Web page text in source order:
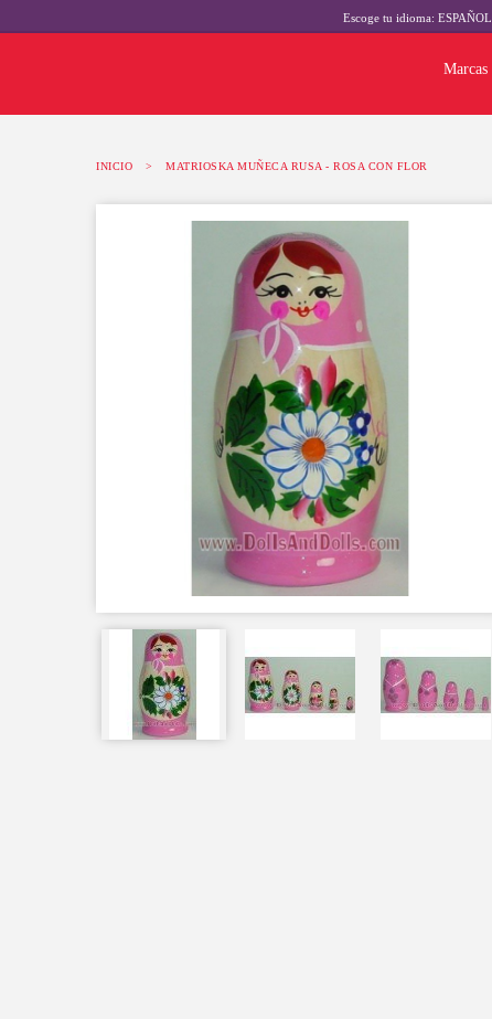
Escoge tu idioma: ESPAÑOL
Marcas
INICIO > MATRIOSKA MUÑECA RUSA - ROSA CON FLOR